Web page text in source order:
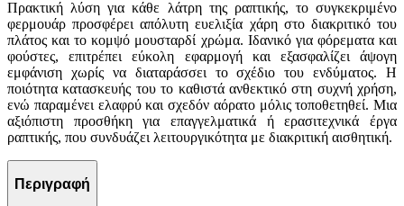
Πρακτική λύση για κάθε λάτρη της ραπτικής, το συγκεκριμένο
φερμουάρ προσφέρει απόλυτη ευελιξία χάρη στο διακριτικό του
πλάτος και το κομψό μουσταρδί χρώμα. Ιδανικό για φόρεματα και
φούστες, επιτρέπει εύκολη εφαρμογή και εξασφαλίζει άψογη
εμφάνιση χωρίς να διαταράσσει το σχέδιο του ενδύματος. Η
ποιότητα κατασκευής του το καθιστά ανθεκτικό στη συχνή χρήση,
ενώ παραμένει ελαφρύ και σχεδόν αόρατο μόλις τοποθετηθεί. Μια
αξιόπιστη προσθήκη για επαγγελματικά ή ερασιτεχνικά έργα
ραπτικής, που συνδυάζει λειτουργικότητα με διακριτική αισθητική.
Περιγραφή